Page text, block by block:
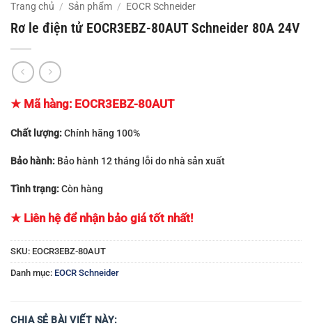
Trang chủ / Sản phẩm / EOCR Schneider
Rơ le điện tử EOCR3EBZ-80AUT Schneider 80A 24V
★ Mã hàng: EOCR3EBZ-80AUT
Chất lượng:Chính hãng 100%
Bảo hành: Bảo hành 12 tháng lỗi do nhà sản xuất
Tình trạng:Còn hàng
★ Liên hệ để nhận bảo giá tốt nhất!
SKU: EOCR3EBZ-80AUT
Danh mục: EOCR Schneider
CHIA SẺ BÀI VIẾT NÀY: